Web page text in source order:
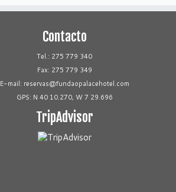
Contacto
Tel.: 275 779 340
Fax: 275 779 349
E-mail: reservas@fundaopalacehotel.com
GPS: N 40 10.270, W 7 29.696
TripAdvisor